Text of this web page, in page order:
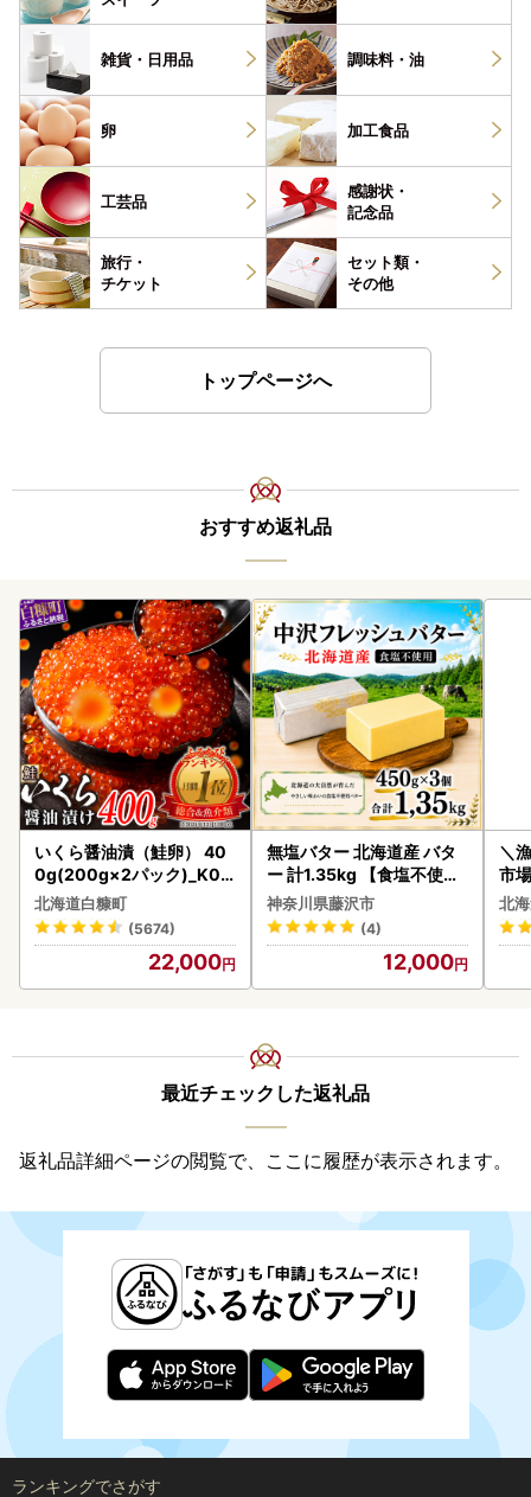
雑貨・ 日用品 調味料・ 油
卵 加工食品
工芸品
感謝状・
記念品
旅行・
チケット
セット類・
その他
トップページへ
おすすめ返礼品
いくら醤油漬（鮭卵） 40
0g(200g×2パック)_K02
2-1676
北海道白糠町
(5674)
22,000
無塩バター 北海道産 バタ
ー 計1.35kg 【食塩不使用
】
神奈川県藤沢市
(4)
12,000
＼
市
貝
北
最近チェックした返礼品
返礼品詳細ページの閲覧で、ここに履歴が表示されます。
ランキングでさがす